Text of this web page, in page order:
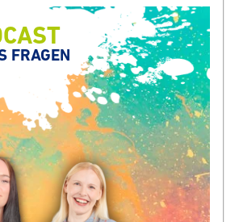
FRAGEN